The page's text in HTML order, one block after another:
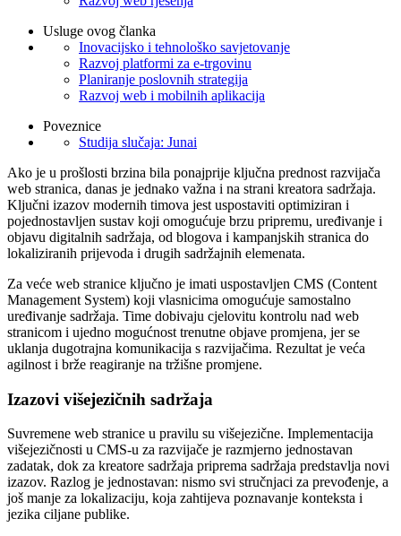
Usluge ovog članka
Inovacijsko i tehnološko savjetovanje
Razvoj platformi za e-trgovinu
Planiranje poslovnih strategija
Razvoj web i mobilnih aplikacija
Poveznice
Studija slučaja: Junai
Ako je u prošlosti brzina bila ponajprije ključna prednost razvijača
web stranica, danas je jednako važna i na strani kreatora sadržaja.
Ključni izazov modernih timova jest uspostaviti optimiziran i
pojednostavljen sustav koji omogućuje brzu pripremu, uređivanje i
objavu digitalnih sadržaja, od blogova i kampanjskih stranica do
lokaliziranih prijevoda i drugih sadržajnih elemenata.
Za veće web stranice ključno je imati uspostavljen CMS (Content
Management System) koji vlasnicima omogućuje samostalno
uređivanje sadržaja. Time dobivaju cjelovitu kontrolu nad web
stranicom i ujedno mogućnost trenutne objave promjena, jer se
uklanja dugotrajna komunikacija s razvijačima. Rezultat je veća
agilnost i brže reagiranje na tržišne promjene.
Izazovi višejezičnih sadržaja
Suvremene web stranice u pravilu su višejezične. Implementacija
višejezičnosti u CMS-u za razvijače je razmjerno jednostavan
zadatak, dok za kreatore sadržaja priprema sadržaja predstavlja novi
izazov. Razlog je jednostavan: nismo svi stručnjaci za prevođenje, a
još manje za lokalizaciju, koja zahtijeva poznavanje konteksta i
jezika ciljane publike.